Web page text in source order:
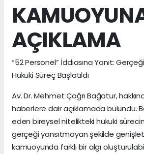
AÇIKLAMA
“52 Personel” İddiasına Yanıt:
Hukuki Süreç Başlatıldı
Av. Dr. Mehmet Çağrı Bağatur,
haberlere dair açıklamada bulundu.
eden bireysel nitelikteki hukuki
gerçeği yansıtmayan şekilde
kamuoyunda farklı bir algı